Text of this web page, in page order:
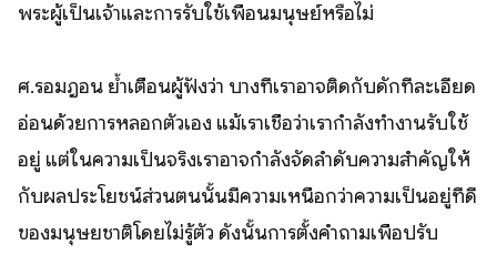
พระผู้เป็นเจ้าและการรับใช้เพื่อนมนุษย์หรือไม่
ศ.รอมฎอน ย้ำเตือนผู้ฟังว่า บางทีเราอาจติดกับดักที่ละเอียด
อ่อนด้วยการหลอกตัวเอง แม้เราเชื่อว่าเรากำลังทำงานรับใช้
อยู่ แต่ในความเป็นจริงเราอาจกำลังจัดลำดับความสำคัญให้
กับผลประโยชน์ส่วนตนนั้นมีความเหนือกว่าความเป็นอยู่ที่ดี
ของมนุษยชาติโดยไม่รู้ตัว ดังนั้นการตั้งคำถามเพื่อปรับ